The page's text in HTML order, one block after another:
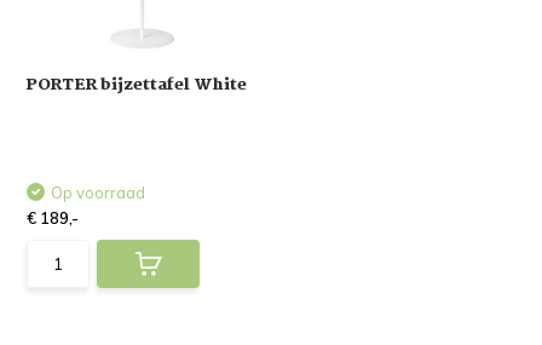
PORTER bijzettafel White
Op voorraad
€ 189,-